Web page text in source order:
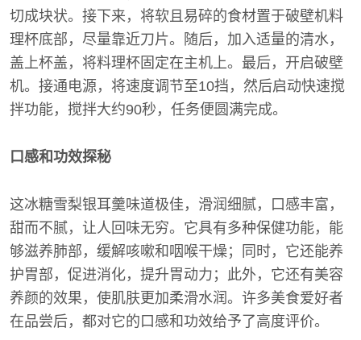
切成块状。接下来，将软且易碎的食材置于破壁机料
理杯底部，尽量靠近刀片。随后，加入适量的清水，
盖上杯盖，将料理杯固定在主机上。最后，开启破壁
机。接通电源，将速度调节至10挡，然后启动快速搅
拌功能，搅拌大约90秒，任务便圆满完成。
口感和功效探秘
这冰糖雪梨银耳羹味道极佳，滑润细腻，口感丰富，
甜而不腻，让人回味无穷。它具有多种保健功能，能
够滋养肺部，缓解咳嗽和咽喉干燥；同时，它还能养
护胃部，促进消化，提升胃动力；此外，它还有美容
养颜的效果，使肌肤更加柔滑水润。许多美食爱好者
在品尝后，都对它的口感和功效给予了高度评价。